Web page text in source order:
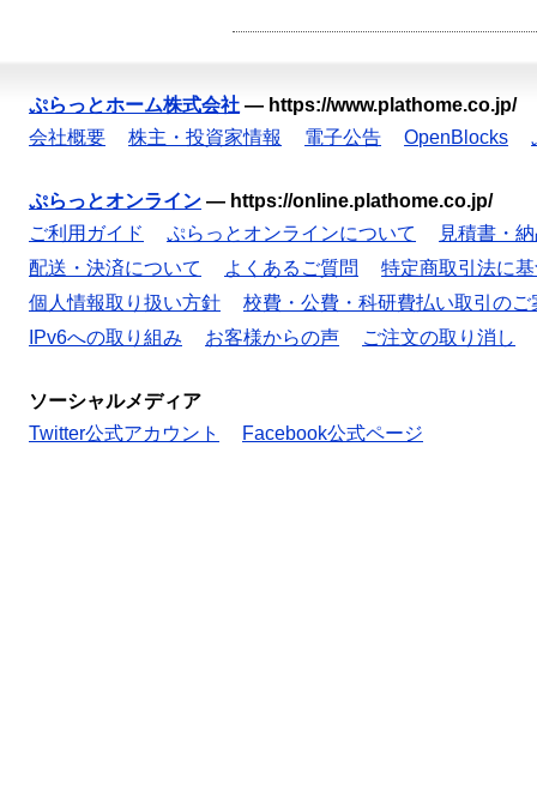
ぷらっとホーム株式会社 — https://www.plathome.co.jp/
会社概要
株主・投資家情報 電子公告 OpenBlocks
ぷらっとオンライン — https://online.plathome.co.jp/
ご利用ガイド
ぷらっとオンラインについて
見積書・
配送・決済について
よくあるご質問
特定商取引法に
個人情報取り扱い方針
校費・公費・科研費払い取引のご
IPv6への取り組み
お客様からの声 ご注文の取り消し
ソーシャルメディア
Twitter公式アカウント
Facebook公式ページ